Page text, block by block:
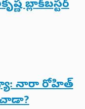
బ్లాక్‌బస్టర్
నారా రోహిత్